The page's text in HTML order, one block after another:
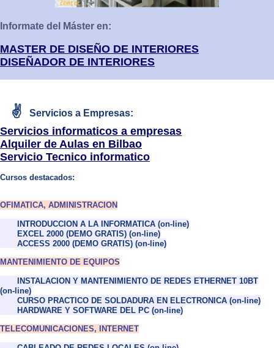
Informate del Máster en:
MASTER DE DISEÑO DE INTERIORES
DISEÑADOR DE INTERIORES
✌ Servicios a Empresas:
Servicios informaticos a empresas
Alquiler de Aulas en Bilbao
Servicio Tecnico informatico
Cursos destacados:
OFIMATICA, ADMINISTRACION
INTRODUCCION A LA INFORMATICA (on-line)
EXCEL 2000 (DEMO GRATIS) (on-line)
ACCESS 2000 (DEMO GRATIS) (on-line)
MANTENIMIENTO DE EQUIPOS
INSTALACION Y MANTENIMIENTO DE REDES ETHERNET 10BT
(on-line)
CURSO PRACTICO DE SOLDADURA EN ELECTRONICA (on-line)
HARDWARE Y SOFTWARE DEL PC (on-line)
TELECOMUNICACIONES, INTERNET